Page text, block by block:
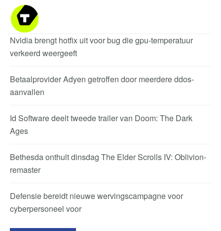
Nvidia brengt hotfix uit voor bug die gpu-temperatuur
verkeerd weergeeft
Betaalprovider Adyen getroffen door meerdere ddos-
aanvallen
Id Software deelt tweede trailer van Doom: The Dark
Ages
Bethesda onthult dinsdag The Elder Scrolls IV: Oblivion-
remaster
Defensie bereidt nieuwe wervingscampagne voor
cyberpersoneel voor